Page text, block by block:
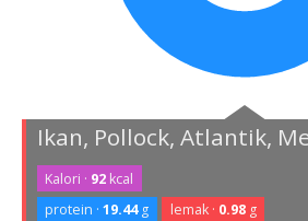
Ikan, Pollock, Atlantik,
Kalori · 92 kcal
protein ·19.44g lemak · 0.98g